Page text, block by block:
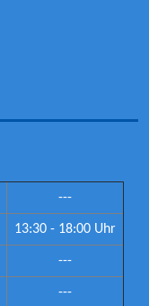
---
13:30 - 18:00 Uhr
---
---